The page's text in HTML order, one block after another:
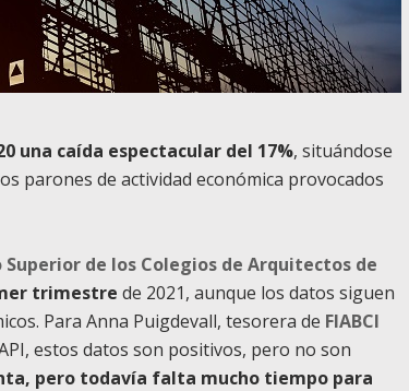
una caída espectacular del 17%, situándose
parones de actividad económica provocados
Superior de los Colegios de Arquitectos de
trimestre de 2021, aunque los datos siguen
Para Anna Puigdevall, tesorera de FIABCI
estos datos son positivos, pero no son
pero todavía falta mucho tiempo para